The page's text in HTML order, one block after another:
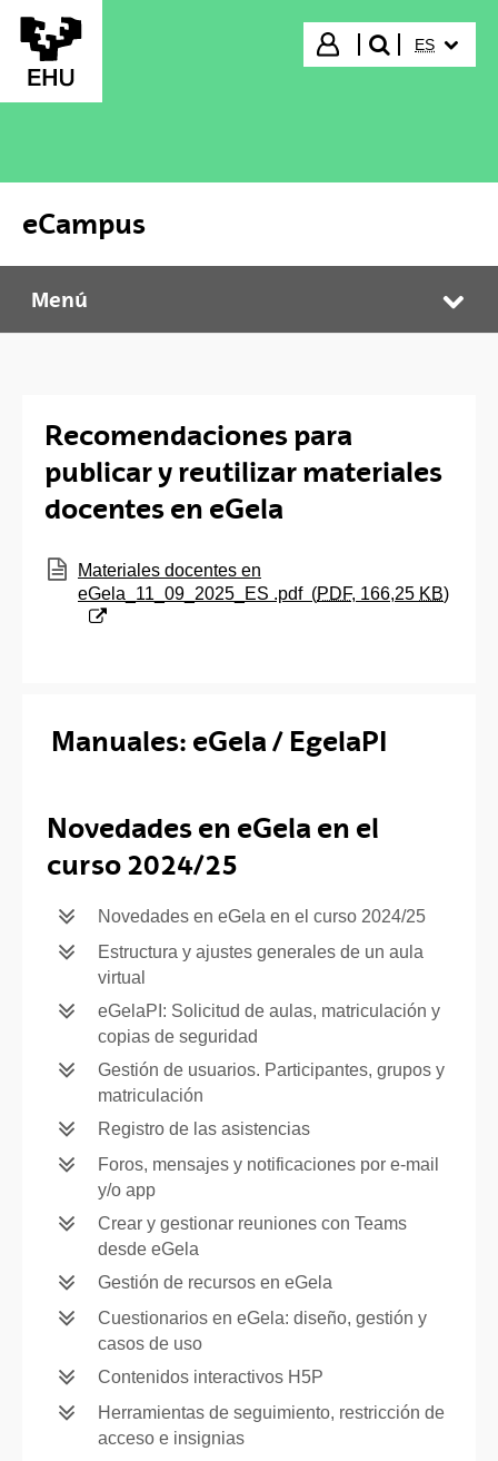
Saltar al contenido principal
Iniciar sesión
buscar"
ES
eCampus
eCampus
Menú
Recomendaciones para
publicar y reutilizar materiales
docentes en eGela
(Abre una nueva ventana)
Materiales docentes en
eGela_11_09_2025_ES .pdf (PDF, 166,25 KB)
Manuales: eGela / EgelaPI
Novedades en eGela en el
curso 2024/25
Novedades en eGela en el curso 2024/25
Estructura y ajustes generales de un aula
virtual
eGelaPI: Solicitud de aulas, matriculación y
copias de seguridad
Gestión de usuarios. Participantes, grupos y
matriculación
Registro de las asistencias
Foros, mensajes y notificaciones por e-mail
y/o app
Crear y gestionar reuniones con Teams
desde eGela
Gestión de recursos en eGela
Cuestionarios en eGela: diseño, gestión y
casos de uso
Contenidos interactivos H5P
Herramientas de seguimiento, restricción de
acceso e insignias